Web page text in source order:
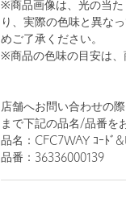
※商品画像は、光の当た
り、実際の色味と異な
めご了承ください。
※商品の色味の目安は、
店舗へお問い合わせの
まで下記の品名/品番を
品名：CFC7WAY ｺｰﾄﾞ&
品番：36336000139